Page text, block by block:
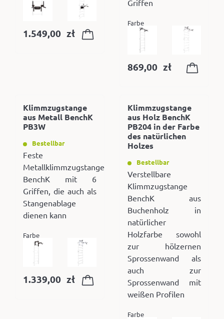
1.549,00 zł
Griffen
Farbe
869,00 zł
Klimmzugstange
aus Metall BenchK
PB3W
Bestellbar
Feste
Metallklimmzugstange
BenchK mit 6
Griffen, die auch als
Stangenablage
dienen kann
Farbe
1.339,00 zł
Klimmzugstange
aus Holz BenchK
PB204 in der Farbe
des natürlichen
Holzes
Bestellbar
Verstellbare
Klimmzugstange
BenchK aus
Buchenholz in
natürlicher
Holzfarbe sowohl
zur hölzernen
Sprossenwand als
auch zur
Sprossenwand mit
weißen Profilen
Farbe